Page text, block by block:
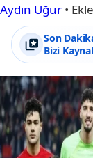
Aydın Uğur •
Son
Bizi